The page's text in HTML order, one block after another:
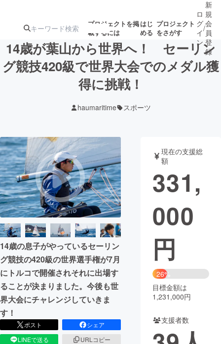
プロジェクトを掲
載するには
はじ
める
プロジェクト
をさがす
注目の新着プロ募集終了が近いプ
テクノロジー・ガジェット
映像・映画 書籍・雑誌
ビジネス・起業 チャレンジ
まちづくり・地域活性化
CAMPFIRE for Social Good
CAMPFIRE Creation
CAMPFIREふるさと納税machi-ya コミュニティ
ロ
グ
イ
ン
/
新
規
会
員
登
録
14歳が葉山から世界へ！ セーリン
グ競技420級で世界大会でのメダル獲
得に挑戦！
haumaritime スポーツ
14歳の息子がやっているセーリン
グ競技の420級の世界選手権が7月
にトルコで開催されそれに出場す
ることが決まりました。今後も世
界大会にチャレンジしていきま
す！
ポスト
シェア
LINEで送る
URLコピー
現在の支援総
額
331,
000
円
26%
目標金額は
1,231,000円
支援者数